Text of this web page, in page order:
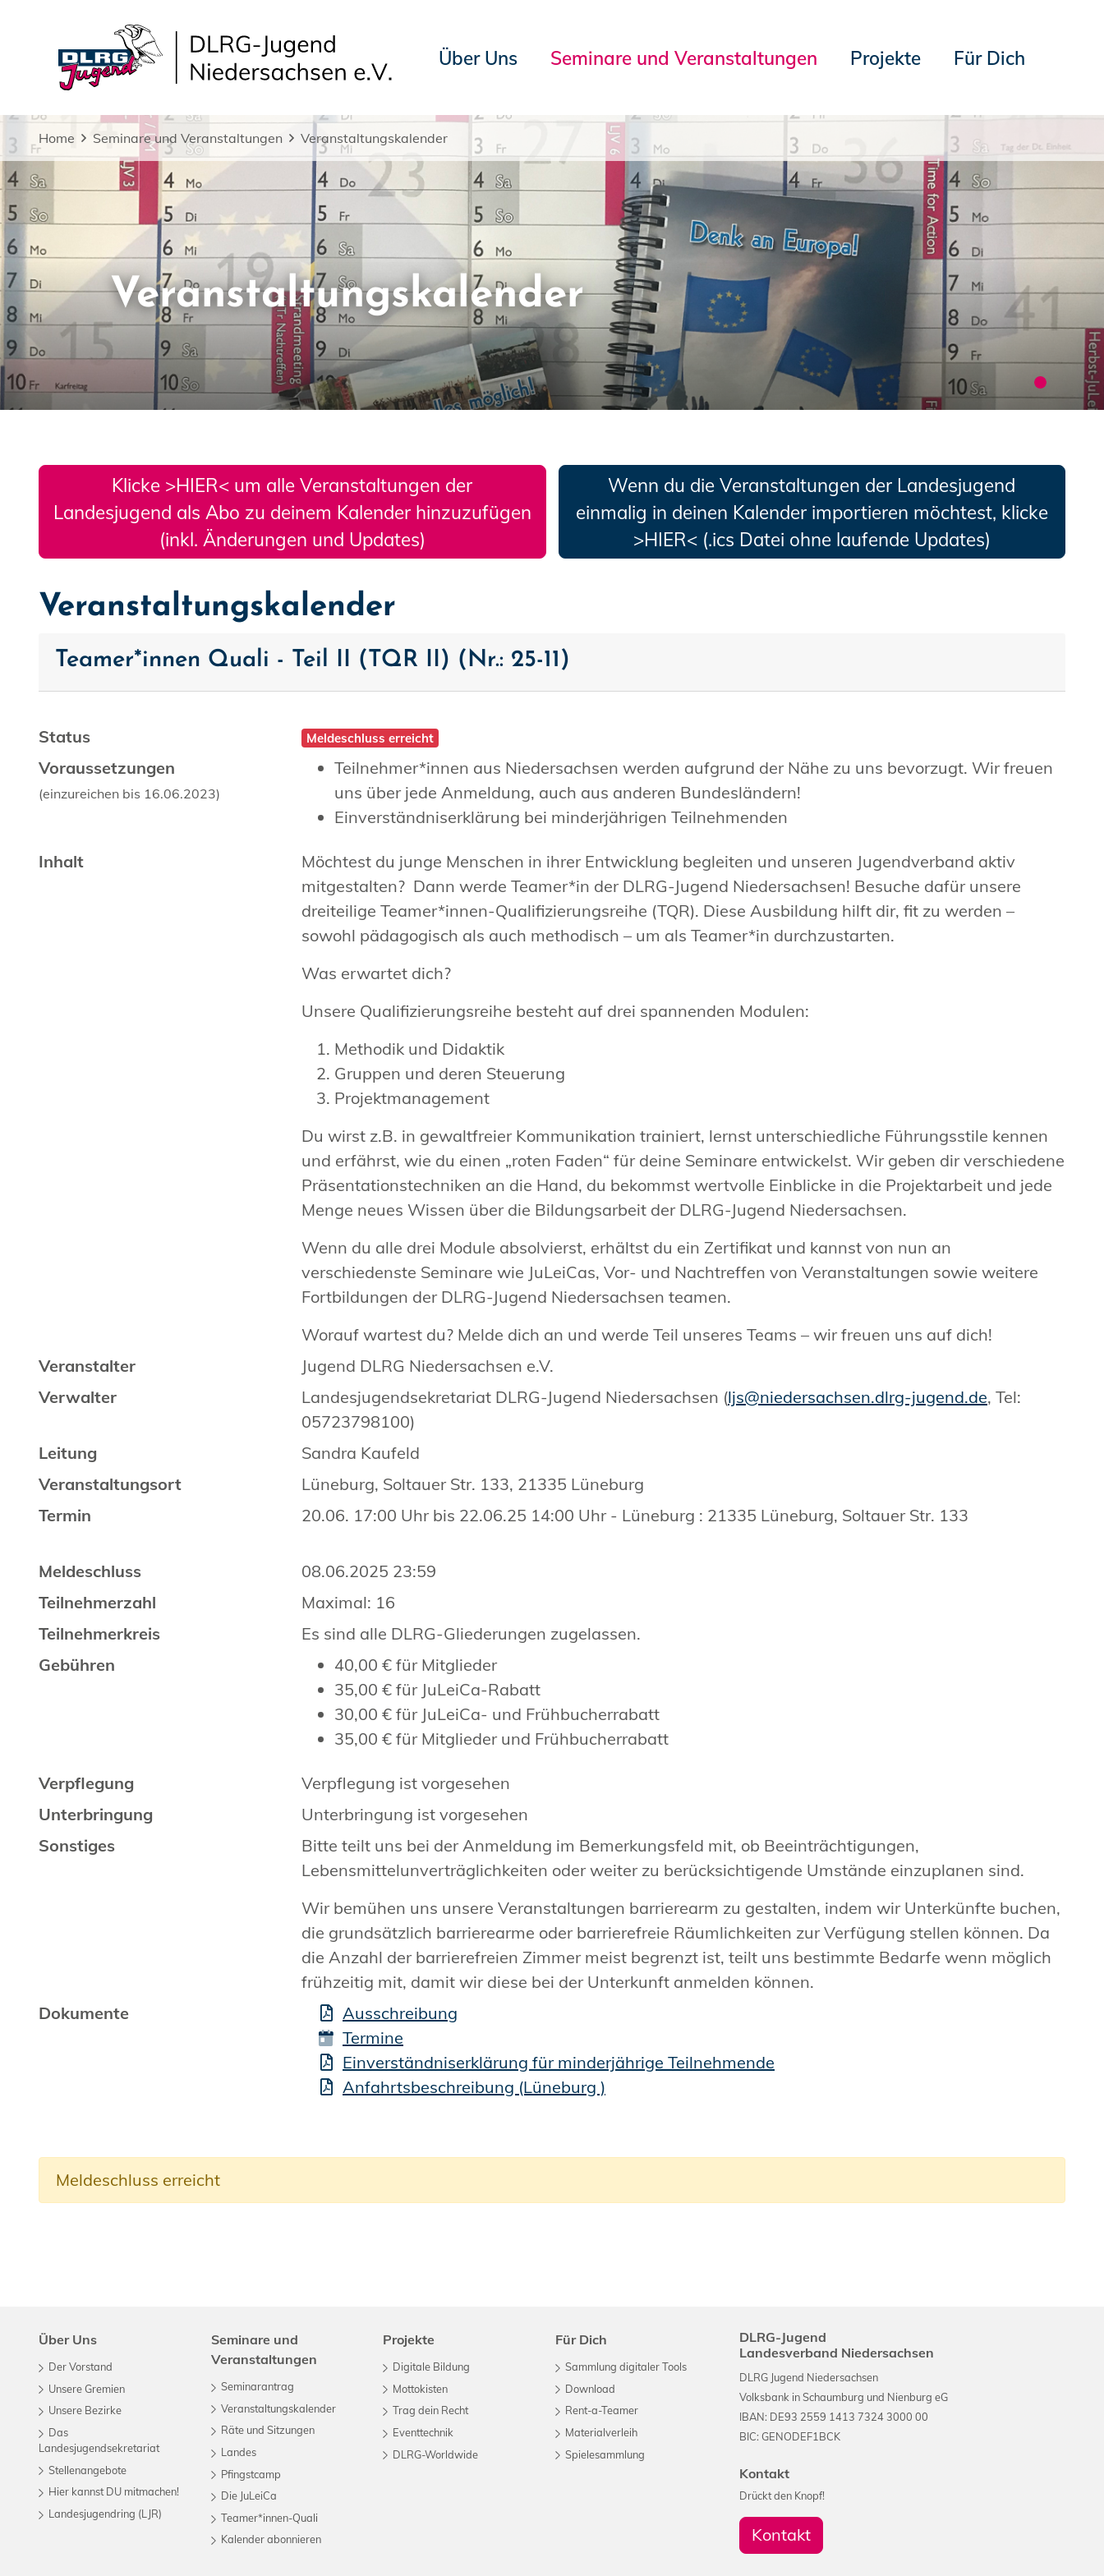
Über Uns Seminare und Veranstaltungen Projekte Für Dich
Home Seminare und Veranstaltungen Veranstaltungskalender
Veranstaltungskalender
Klicke >HIER< um alle Veranstaltungen der
Landesjugend als Abo zu deinem Kalender hinzuzufügen
(inkl. Änderungen und Updates)
Wenn du die Veranstaltungen der Landesjugend
einmalig in deinen Kalender importieren möchtest, klicke
>HIER< (.ics Datei ohne laufende Updates)
Veranstaltungskalender
Teamer*innen Quali - Teil II (TQR II) (Nr.: 25-11)
Status Meldeschluss erreicht
Voraussetzungen
(einzureichen bis 16.06.2023)
Teilnehmer*innen aus Niedersachsen werden aufgrund der Nähe zu uns bevorzugt. Wir freuen
uns über jede Anmeldung, auch aus anderen Bundesländern!
Einverständniserklärung bei minderjährigen Teilnehmenden
Inhalt
Möchtest du junge Menschen in ihrer Entwicklung begleiten und unseren Jugendverband aktiv
mitgestalten? Dann werde Teamer*in der DLRG-Jugend Niedersachsen! Besuche dafür unsere
dreiteilige Teamer*innen-Qualifizierungsreihe (TQR). Diese Ausbildung hilft dir, fit zu werden –
sowohl pädagogisch als auch methodisch – um als Teamer*in durchzustarten.
Was erwartet dich?
Unsere Qualifizierungsreihe besteht auf drei spannenden Modulen:
Methodik und Didaktik
Gruppen und deren Steuerung
Projektmanagement
Du wirst z.B. in gewaltfreier Kommunikation trainiert, lernst unterschiedliche Führungsstile kennen
und erfährst, wie du einen „roten Faden“ für deine Seminare entwickelst. Wir geben dir verschiedene
Präsentationstechniken an die Hand, du bekommst wertvolle Einblicke in die Projektarbeit und jede
Menge neues Wissen über die Bildungsarbeit der DLRG-Jugend Niedersachsen.
Wenn du alle drei Module absolvierst, erhältst du ein Zertifikat und kannst von nun an
verschiedenste Seminare wie JuLeiCas, Vor- und Nachtreffen von Veranstaltungen sowie weitere
Fortbildungen der DLRG-Jugend Niedersachsen teamen.
Worauf wartest du? Melde dich an und werde Teil unseres Teams – wir freuen uns auf dich!
Veranstalter
Jugend DLRG Niedersachsen e.V.
Verwalter
Landesjugendsekretariat DLRG-Jugend Niedersachsen (ljs@niedersachsen.dlrg-jugend.de, Tel:
05723798100)
Leitung
Sandra Kaufeld
Veranstaltungsort
Lüneburg, Soltauer Str. 133, 21335 Lüneburg
Termin
20.06. 17:00 Uhr bis 22.06.25 14:00 Uhr - Lüneburg : 21335 Lüneburg, Soltauer Str. 133
Meldeschluss
08.06.2025 23:59
Teilnehmerzahl
Maximal: 16
Teilnehmerkreis
Es sind alle DLRG-Gliederungen zugelassen.
Gebühren
40,00 € für Mitglieder
35,00 € für JuLeiCa-Rabatt
30,00 € für JuLeiCa- und Frühbucherrabatt
35,00 € für Mitglieder und Frühbucherrabatt
Verpflegung
Verpflegung ist vorgesehen
Unterbringung
Unterbringung ist vorgesehen
Sonstiges
Bitte teilt uns bei der Anmeldung im Bemerkungsfeld mit, ob Beeinträchtigungen,
Lebensmittelunverträglichkeiten oder weiter zu berücksichtigende Umstände einzuplanen sind.
Wir bemühen uns unsere Veranstaltungen barrierearm zu gestalten, indem wir Unterkünfte buchen,
die grundsätzlich barrierearme oder barrierefreie Räumlichkeiten zur Verfügung stellen können. Da
die Anzahl der barrierefreien Zimmer meist begrenzt ist, teilt uns bestimmte Bedarfe wenn möglich
frühzeitig mit, damit wir diese bei der Unterkunft anmelden können.
Dokumente
Ausschreibung
Termine
Einverständniserklärung für minderjährige Teilnehmende
Anfahrtsbeschreibung (Lüneburg )
Meldeschluss erreicht
Über Uns
Der Vorstand
Unsere Gremien
Unsere Bezirke
Das
Landesjugendsekretariat
Stellenangebote
Hier kannst DU mitmachen!
Landesjugendring (LJR)
Seminare und
Veranstaltungen
Seminarantrag
Veranstaltungskalender
Räte und Sitzungen
Landes
Pfingstcamp
Die JuLeiCa
Teamer*innen-Quali
Kalender abonnieren
Projekte
Digitale Bildung
Mottokisten
Trag dein Recht
Eventtechnik
DLRG-Worldwide
Für Dich
Sammlung digitaler Tools
Download
Rent-a-Teamer
Materialverleih
Spielesammlung
DLRG-Jugend
Landesverband Niedersachsen
DLRG Jugend Niedersachsen
Volksbank in Schaumburg und Nienburg eG
IBAN: DE93 2559 1413 7324 3000 00
BIC: GENODEF1BCK
Kontakt
Drückt den Knopf!
Kontakt